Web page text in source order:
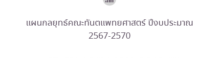
แผนกลยุทธ์คณะทันตแพทยศาสตร์ ปีงบประมาณ
2567-2570